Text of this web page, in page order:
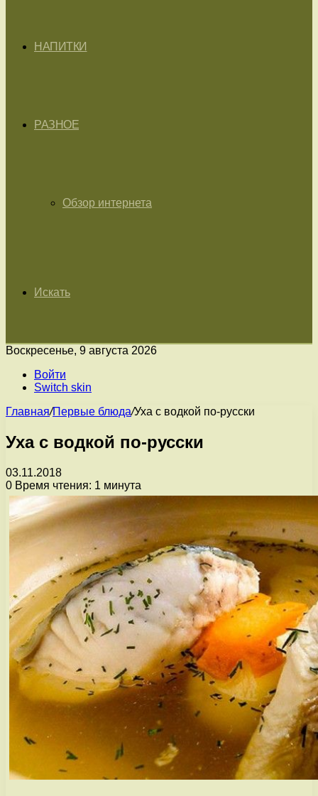
НАПИТКИ
РАЗНОЕ
Обзор интернета
Искать
Воскресенье, 9 августа 2026
Войти
Switch skin
Главная/Первые блюда/Уха с водкой по-русски
Уха с водкой по-русски
03.11.2018
0 Время чтения: 1 минута